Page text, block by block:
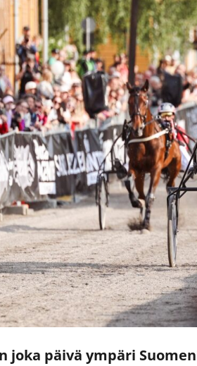
joka päivä ympäri